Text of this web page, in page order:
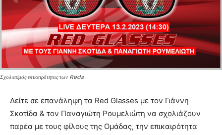
Σχολιασμός επικαιρότητας των Reds
Δείτε σε επανάληψη τα Red Glasses με τον Γιάννη
Σκοτίδα & τον Παναγιώτη Ρουμελιώτη να σχολιάζουν
παρέα με τους φίλους της Ομάδας, την επικαιρότητα